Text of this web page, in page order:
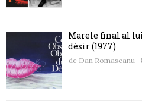
Marele final al lui
désir (1977)
de Dan Romascanu